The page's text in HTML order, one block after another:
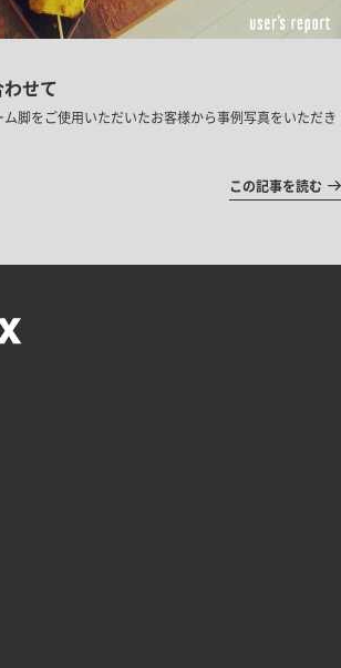
せて
脚をご使用いただいたお客様から事例写真をいただき
この記事を読む